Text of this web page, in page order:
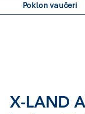
Poklon vaučeri
X-LAND